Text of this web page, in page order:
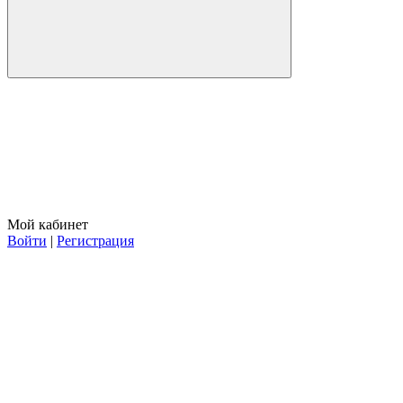
Мой кабинет
Войти | Регистрация